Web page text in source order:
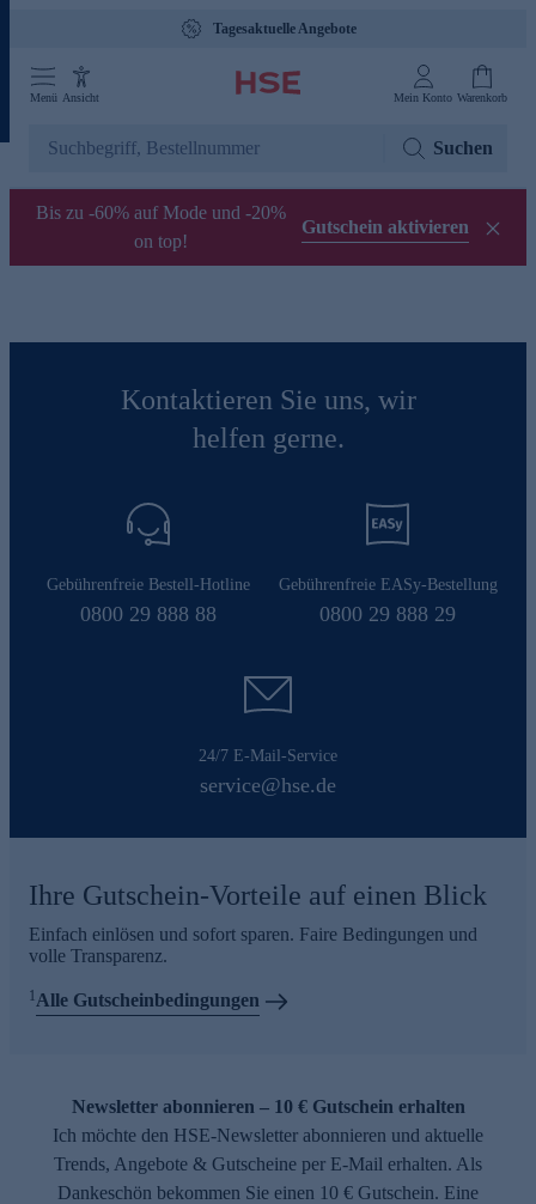
Tagesaktuelle Angebote
Menü Ansicht Mein Konto Warenkorb
Suchen
Bis zu -60% auf Mode und -20%
on top!
Gutschein aktivieren
Kontaktieren Sie uns, wir
helfen gerne.
Gebührenfreie Bestell-Hotline
0800 29 888 88
Gebührenfreie EASy-Bestellung
0800 29 888 29
24/7 E-Mail-Service
service@hse.de
Ihre Gutschein-Vorteile auf einen Blick
Einfach einlösen und sofort sparen. Faire Bedingungen und
volle Transparenz.
1Alle Gutscheinbedingungen
Newsletter abonnieren – 10 € Gutschein erhalten
Ich möchte den HSE-Newsletter abonnieren und aktuelle
Trends, Angebote & Gutscheine per E-Mail erhalten. Als
Dankeschön bekommen Sie einen 10 € Gutschein. Eine